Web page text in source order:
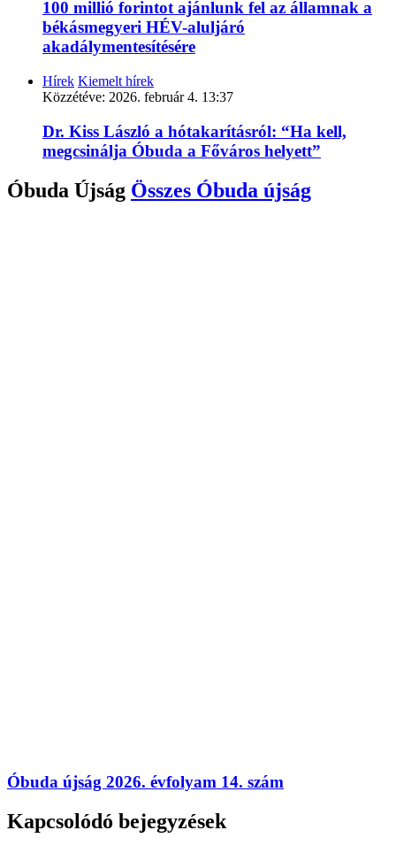
100 millió forintot ajánlunk fel az államnak a
békásmegyeri HÉV-aluljáró
akadálymentesítésére
Hírek Kiemelt hírek
Közzétéve: 2026. február 4. 13:37
Dr. Kiss László a hótakarításról: “Ha kell,
megcsinálja Óbuda a Főváros helyett”
Óbuda Újság Összes Óbuda újság
Óbuda újság 2026. évfolyam 14. szám
Kapcsolódó bejegyzések